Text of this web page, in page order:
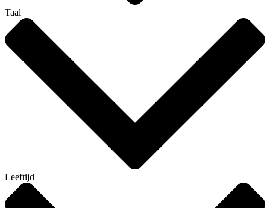
Taal
Leeftijd